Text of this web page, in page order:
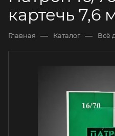
картечь 7,6
Главная — Каталог — Всё